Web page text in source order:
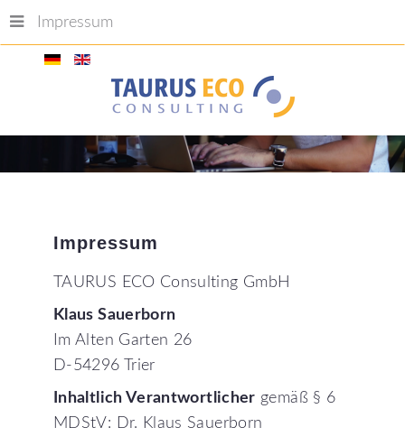
Impressum
Impressum
TAURUS ECO Consulting GmbH
Klaus Sauerborn
Im Alten Garten 26
D-54296 Trier
Inhaltlich Verantwortlicher gemäß § 6
MDStV: Dr. Klaus Sauerborn